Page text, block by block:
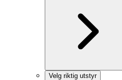
Velg riktig utstyr